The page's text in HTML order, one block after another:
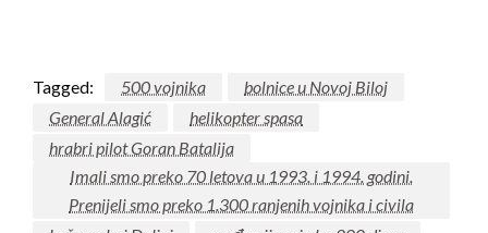
Tagged: 500 vojnika
bolnice u Novoj Biloj
General Alagić
helikopter spasa
hrabri pilot Goran Batalija
Imali smo preko 70 letova u 1993. i 1994. godini.
Prenijeli smo preko 1.300 ranjenih vojnika i civila